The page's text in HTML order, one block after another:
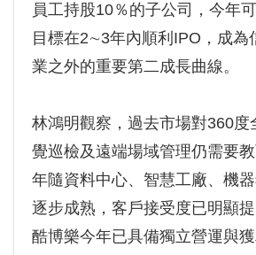
員工持股10％的子公司，今年
目標在2∼3年內順利IPO，成為
業之外的重要第二成長曲線。
林鴻明觀察，過去市場對360度
覺巡檢及遠端場域管理仍需要
年隨資料中心、智慧工廠、機
逐步成熟，客戶接受度已明顯提
酷博樂今年已具備獨立營運與